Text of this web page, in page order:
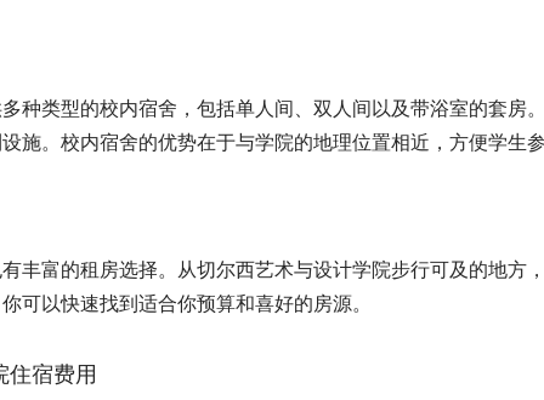
种类型的校内宿舍，包括单人间、双人间以及带浴室的套房
施。校内宿舍的优势在于与学院的地理位置相近，方便学生
丰富的租房选择。从切尔西艺术与设计学院步行可及的地方
可以快速找到适合你预算和喜好的房源。
住宿费用